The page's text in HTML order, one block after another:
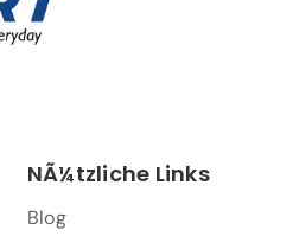
NÃ¼tzliche Links
Blog